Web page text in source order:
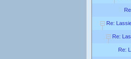
Re:
Re:
Re: